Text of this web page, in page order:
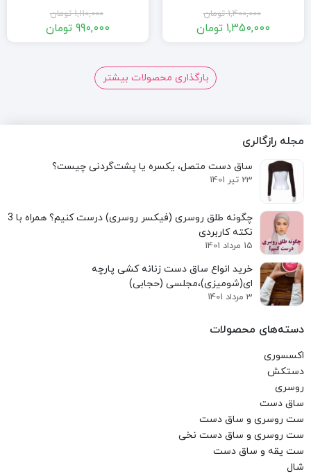
1,400,000 تومان
1,400,000 تومان
1,350,000 تومان
1,350,000 تومان.
1,110,000 تومان
990,000 تومان
2
3
4
بارگذاری محصولات بیشتر
مجله رازگالری
ساق دست متصل، یکسره یا پشت‌گردنی چیست؟
23 تیر 1401
نکته کاربردی
15 مرداد 1401
خرید انواع ساق دست زنانه کشی پارچه
ای(شومیزی)،مجلسی (حجابی)
3 مرداد 1401
دسته‌های محصولات
اکسسوری
دستکش
روسری
ساق دست
ست روسری و ساق دست
ست روسری و ساق دست نخی
ست یقه و ساق دست
شال